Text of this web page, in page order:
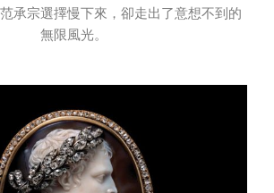
承宗選擇慢下來，卻走出了意想不到的
無限風光。